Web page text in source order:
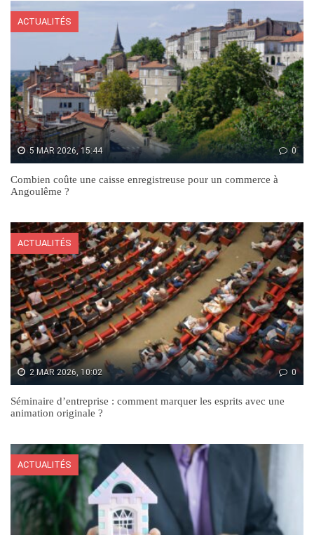
ACTUALITÉS
5 MAR 2026, 15:44 0
Combien coûte une caisse enregistreuse pour un commerce à
Angoulême ?
ACTUALITÉS
2 MAR 2026, 10:02 0
Séminaire d’entreprise : comment marquer les esprits avec une
animation originale ?
ACTUALITÉS